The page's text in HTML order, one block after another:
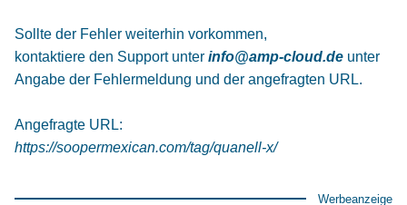
Sollte der Fehler weiterhin vorkommen,
kontaktiere den Support unter info@amp-cloud.de unter
Angabe der Fehlermeldung und der angefragten URL.
Angefragte URL:
https://soopermexican.com/tag/quanell-x/
Werbeanzeige